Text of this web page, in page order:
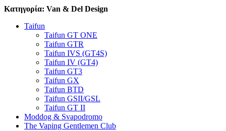
Κατηγορία: Van & Del Design
Taifun
Taifun GT ONE
Taifun GTR
Taifun IVS (GT4S)
Taifun IV (GT4)
Taifun GT3
Taifun GX
Taifun BTD
Taifun GSII/GSL
Taifun GT II
Moddog & Svapodromo
The Vaping Gentlemen Club